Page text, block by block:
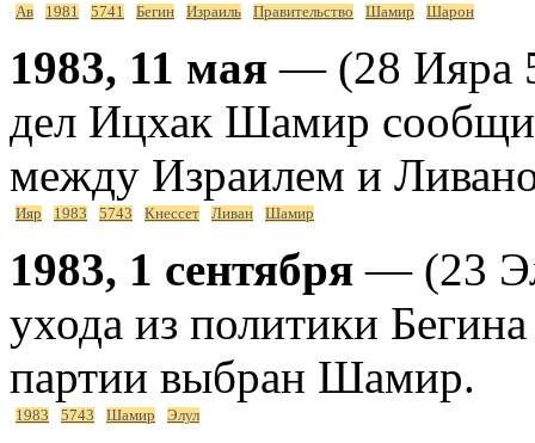
Ав 1981 5741 Бегин Израиль Правительство Шамир Шарон
1983, 11 мая — (28 Ияра
дел Ицхак Шамир
между Израилем и
Ияр 1983 5743 Кнессет Ливан Шамир
1983, 1 сентября — (23
ухода из политики
партии выбран Шамир.
1983 5743 Шамир Элул